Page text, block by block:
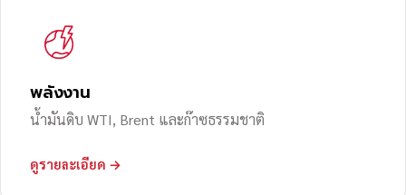
พลังงาน
น้ำมันดิบ WTI, Brent และก๊าซธรรมชาติ
ดูรายละเอียด →